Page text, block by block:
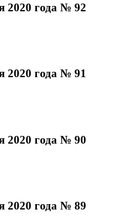
года № 92
года № 91
года № 90
года № 89